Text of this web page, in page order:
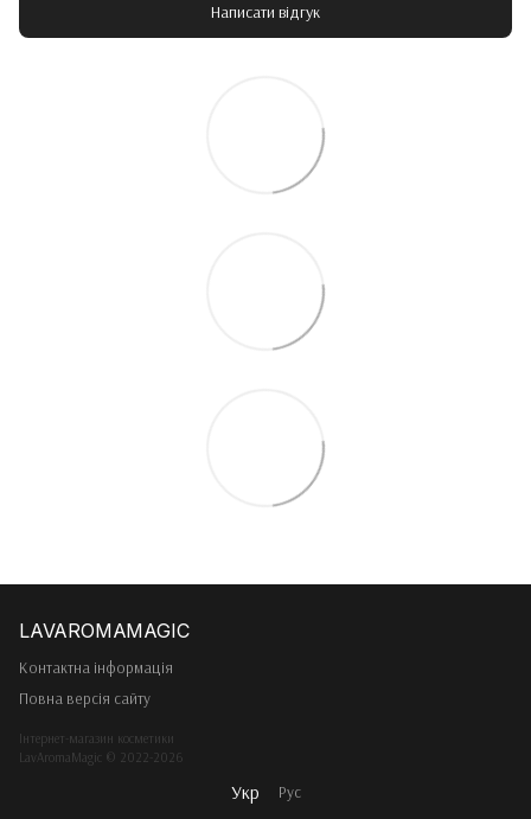
Написати відгук
Контактна інформація
Повна версія сайту
Інтернет-магазин косметики
LavAromaMagic © 2022-2026
Укр Рус